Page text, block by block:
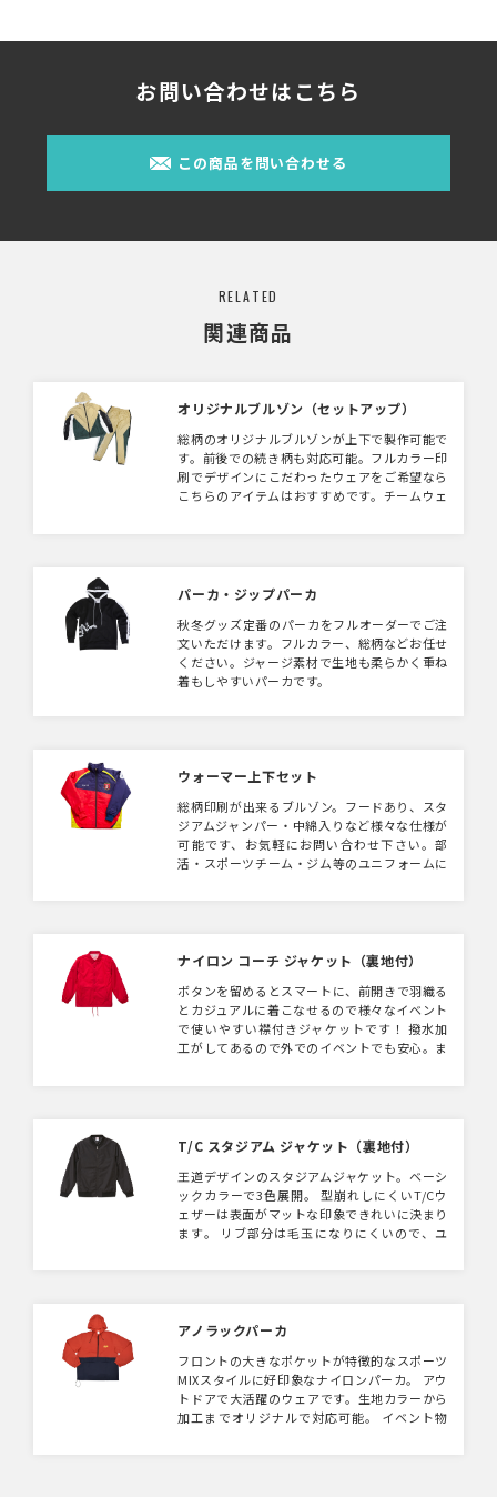
お問い合わせはこちら
この商品を問い合わせる
RELATED
関連商品
オリジナルブルゾン（セットアップ）
総柄のオリジナルブルゾンが上下で製作可能で
す。前後での続き柄も対応可能。フルカラー印
刷でデザインにこだわったウェアをご希望なら
こちらのアイテムはおすすめです。チームウェ
パーカ・ジップパーカ
秋冬グッズ定番のパーカをフルオーダーでご注
文いただけます。フルカラー、総柄などお任せ
ください。ジャージ素材で生地も柔らかく重ね
着もしやすいパーカです。
ウォーマー上下セット
総柄印刷が出来るブルゾン。フードあり、スタ
ジアムジャンパー・中綿入りなど様々な仕様が
可能です、お気軽にお問い合わせ下さい。部
活・スポーツチーム・ジム等のユニフォームに
されているウェア以外の製作も可能です。お気
ナイロン コーチ ジャケット（裏地付）
ボタンを留めるとスマートに、前開きで羽織る
とカジュアルに着こなせるので様々なイベント
で使いやすい襟付きジャケットです！ 撥水加
工がしてあるので外でのイベントでも安心。ま
T/C スタジアム ジャケット（裏地付）
王道デザインのスタジアムジャケット。ベーシ
ックカラーで3色展開。 型崩れしにくいT/Cウ
ェザーは表面がマットな印象できれいに決まり
ます。 リブ部分は毛玉になりにくいので、ユ
アノラックパーカ
フロントの大きなポケットが特徴的なスポーツ
MIXスタイルに好印象なナイロンパーカ。 アウ
トドアで大活躍のウェアです。生地カラーから
加工までオリジナルで対応可能。 イベント物